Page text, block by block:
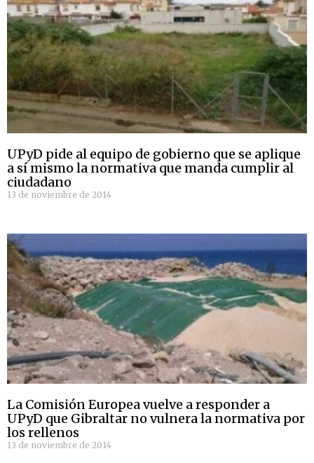
UPyD pide al equipo de gobierno que se aplique
a sí mismo la normativa que manda cumplir al
ciudadano
13 de noviembre de 2014
La Comisión Europea vuelve a responder a
UPyD que Gibraltar no vulnera la normativa por
los rellenos
13 de noviembre de 2014